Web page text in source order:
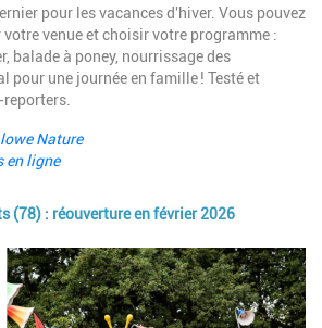
pour les vacances d'hiver. Vous pouvez
venue et choisir votre programme :
balade à poney, nourrissage des
pour une journée en famille ! Testé et
Nature
en ligne
(78) : réouverture en février 2026